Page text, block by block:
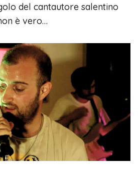
del cantautore salentino
è vero…